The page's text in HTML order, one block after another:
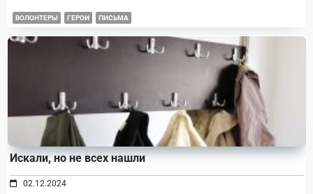
ВОЛОНТЕРЫ ГЕРОИ ПИСЬМА
Искали, но не всех нашли
02.12.2024